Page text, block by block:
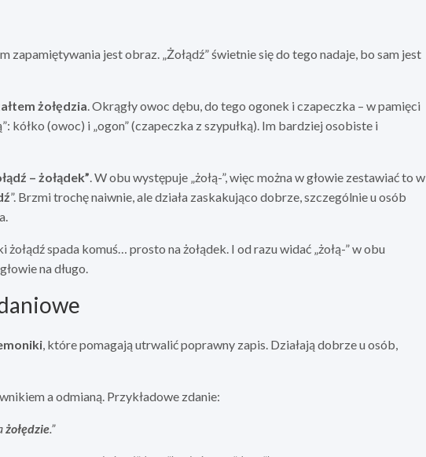
zapamiętywania jest obraz. „Żołądź” świetnie się do tego nadaje, bo sam jest
żołędzia. Okrągły owoc dębu, do tego ogonek i czapeczka – w pamięci
kółko (owoc) i „ogon” (czapeczka z szypułką). Im bardziej osobiste i
– żołądek”. W obu występuje „żołą-”, więc można w głowie zestawiać to w
”. Brzmi trochę naiwnie, ale działa zaskakująco dobrze, szczególnie u osób
spada komuś… prosto na żołądek. I od razu widać „żołą-” w obu
na długo.
, które pomagają utrwalić poprawny zapis. Działają dobrze u osób,
a odmianą. Przykładowe zdanie:
żołędzie.”